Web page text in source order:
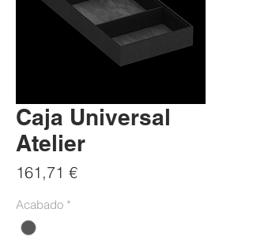
Caja Universal
Atelier
161,71 €Precio
Acabado *